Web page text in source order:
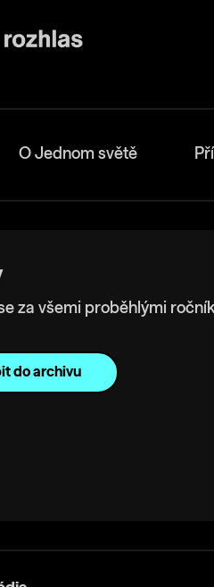
O Jednom světě
za všemi proběhlými
do archivu